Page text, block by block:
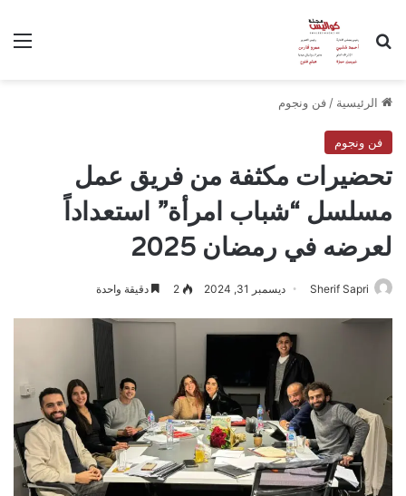
بحث عن
الرئيسية / فن ونجوم
فن ونجوم
تحضيرات مكثفة من فريق عمل
مسلسل “شباب امرأة” استعداداً
لعرضه في رمضان 2025
Sherif Sapri ديسمبر 31, 2024 2 دقيقة واحدة